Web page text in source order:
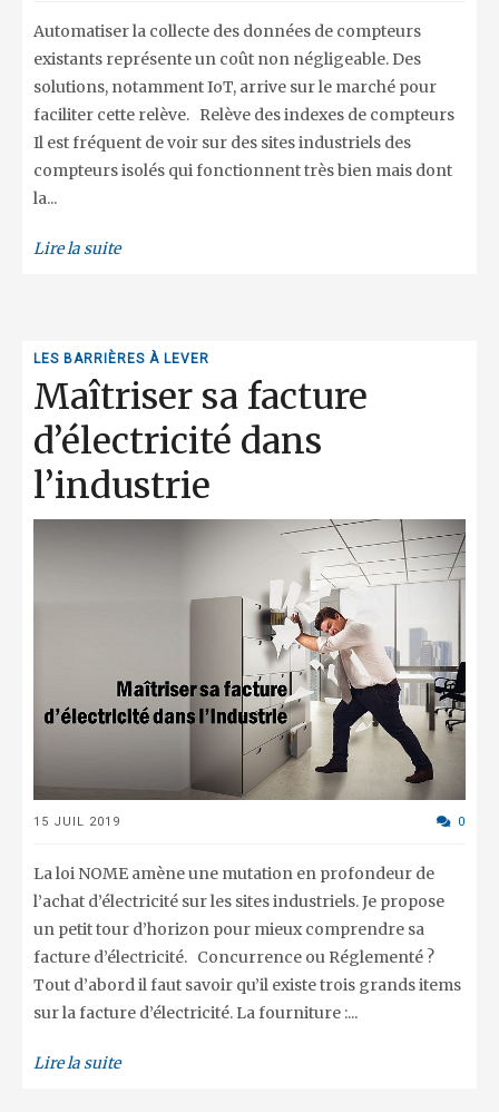
Automatiser la collecte des données de compteurs
existants représente un coût non négligeable. Des
solutions, notamment IoT, arrive sur le marché pour
faciliter cette relève. Relève des indexes de compteurs
Il est fréquent de voir sur des sites industriels des
compteurs isolés qui fonctionnent très bien mais dont
la...
Lire la suite
LES BARRIÈRES À LEVER
Maîtriser sa facture
d’électricité dans
l’industrie
15 JUIL 2019 0
La loi NOME amène une mutation en profondeur de
l’achat d’électricité sur les sites industriels. Je propose
un petit tour d’horizon pour mieux comprendre sa
facture d’électricité. Concurrence ou Réglementé ?
Tout d’abord il faut savoir qu’il existe trois grands items
sur la facture d’électricité. La fourniture :...
Lire la suite